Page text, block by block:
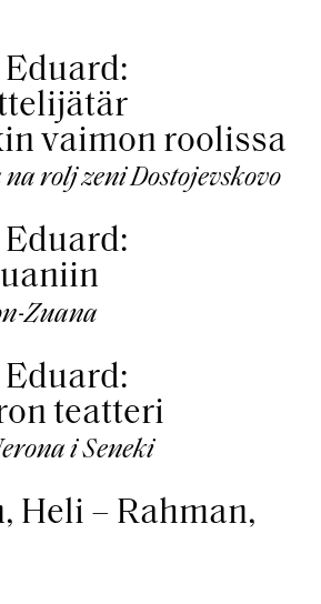
vaimon roolissa
rolj zeni Dostojevskovo
Zuana
teatteri
i Seneki
Heli – Rahman,